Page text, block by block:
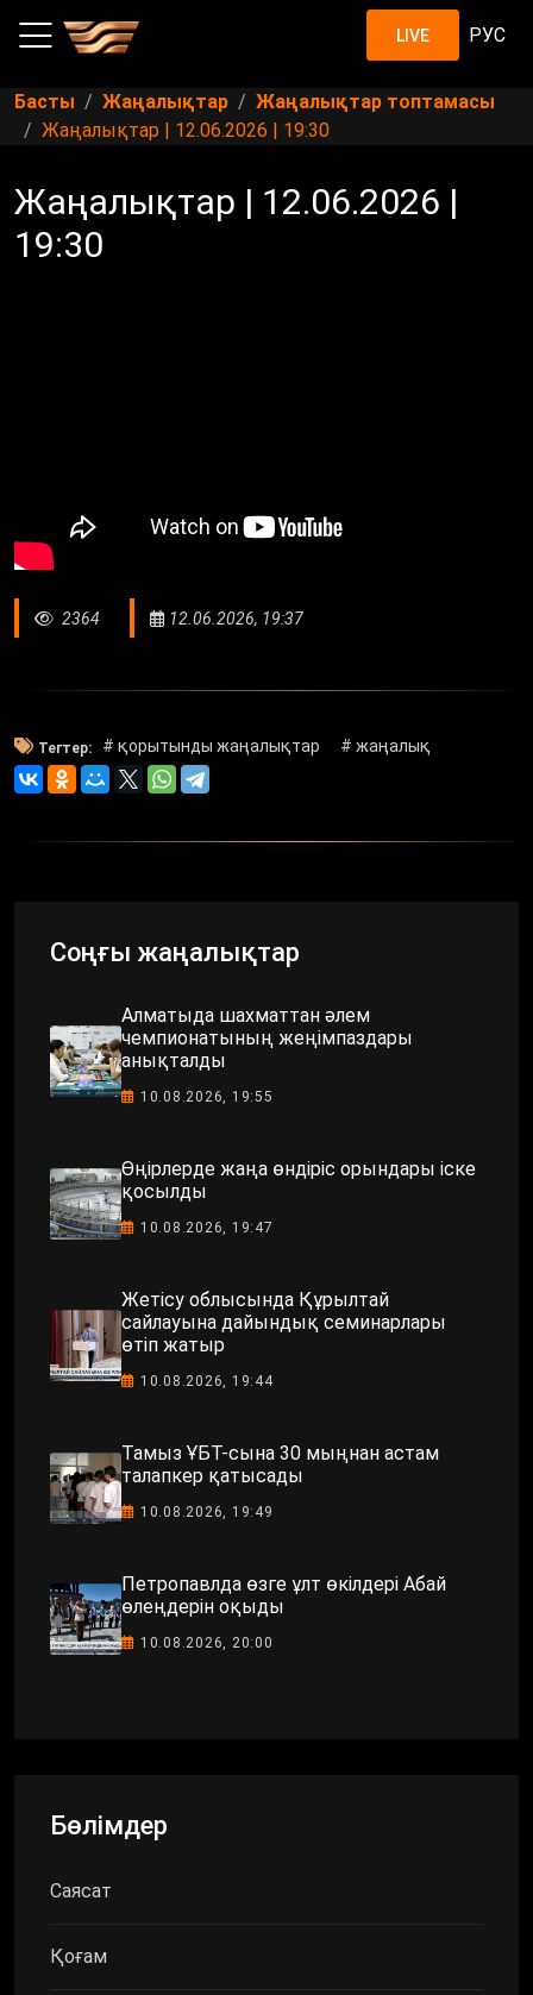
LIVE РУС
Басты Жаңалықтар
Жаңалықтар топтамасы
Жаңалықтар | 12.06.2026 | 19:30
Жаңалықтар | 12.06.2026 |
19:30
2364 12.06.2026, 19:37
Тегтер: # қорытынды жаңалықтар # жаңалық
Соңғы жаңалықтар
Алматыда шахматтан әлем
чемпионатының жеңімпаздары
анықталды
10.08.2026, 19:55
Өңірлерде жаңа өндіріс орындары іске
қосылды
10.08.2026, 19:47
Жетісу облысында Құрылтай
сайлауына дайындық семинарлары
өтіп жатыр
10.08.2026, 19:44
Тамыз ҰБТ-сына 30 мыңнан астам
талапкер қатысады
10.08.2026, 19:49
Петропавлда өзге ұлт өкілдері Абай
өлеңдерін оқыды
10.08.2026, 20:00
Бөлімдер
Саясат
Қоғам